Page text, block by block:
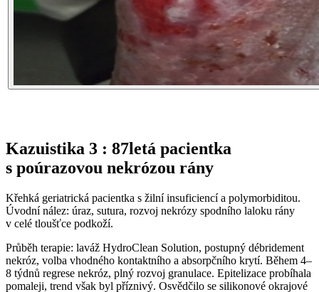
Kazuistika 3 : 87letá pacientka
s poúrazovou nekrózou rány
Křehká geriatrická pacientka s žilní insuficiencí a polymorbiditou.
Úvodní nález: úraz, sutura, rozvoj nekrózy spodního laloku rány
v celé tloušťce podkoží.
Průběh terapie: laváž HydroClean Solution, postupný débridement
nekróz, volba vhodného kontaktního a absorpčního krytí. Během 4–
8 týdnů regrese nekróz, plný rozvoj granulace. Epitelizace probíhala
pomaleji, trend však byl příznivý. Osvědčilo se silikonové okrajové